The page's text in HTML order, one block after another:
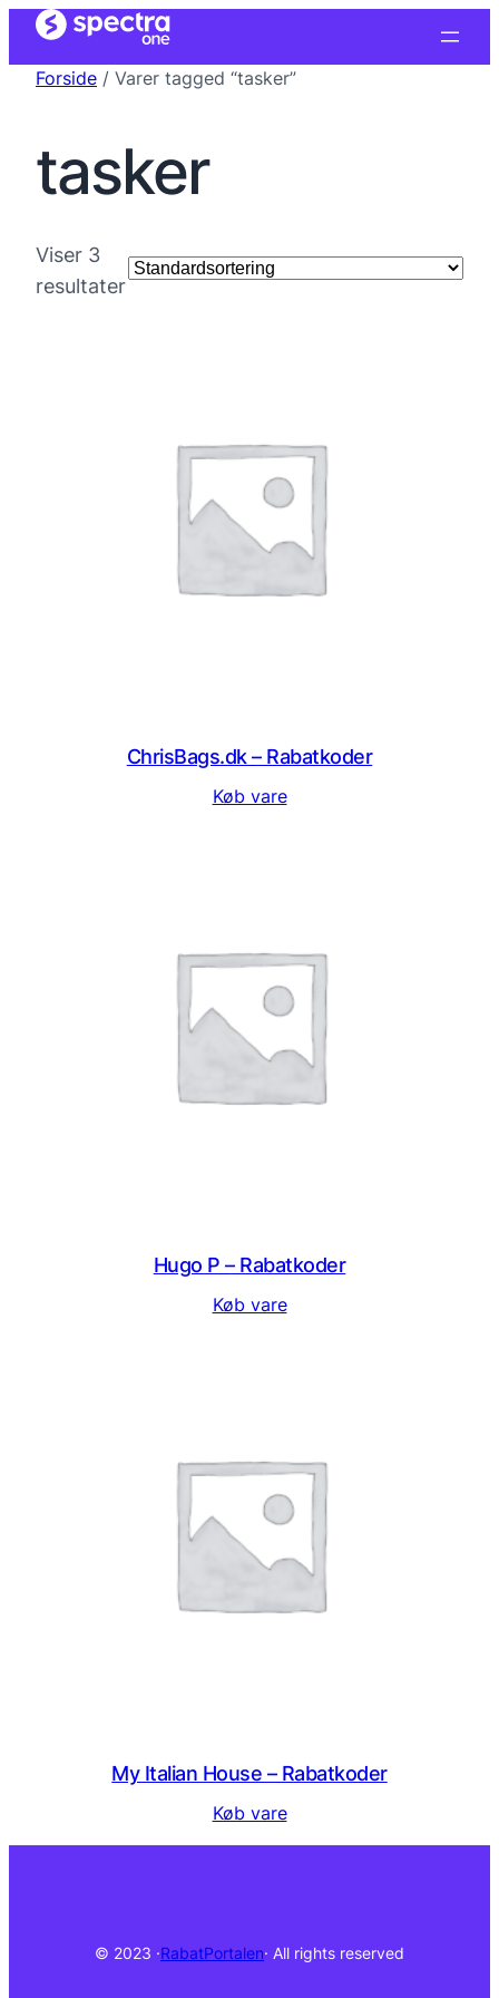
Forside / Varer tagged “tasker”
tasker
Viser 3
resultater
ChrisBags.dk – Rabatkoder
Køb vare
Hugo P – Rabatkoder
Køb vare
My Italian House – Rabatkoder
Køb vare
© 2023 ·RabatPortalen· All rights reserved